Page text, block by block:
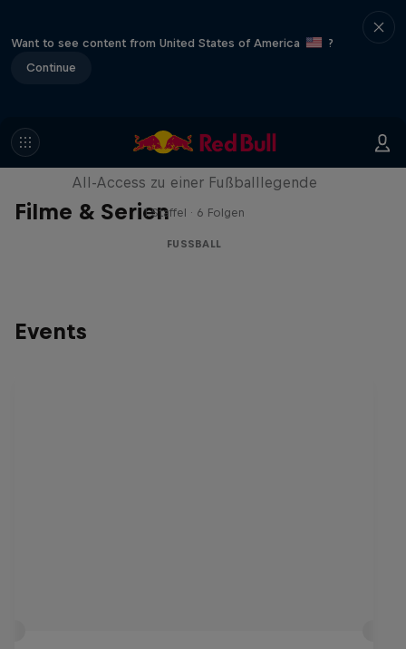
Want to see content from United States of America
?
Continue
Filme & Serien
Neymar Jr. Full Access
All-Access zu einer Fußballlegende
1 Staffel · 6 Folgen
FUSSBALL
Events